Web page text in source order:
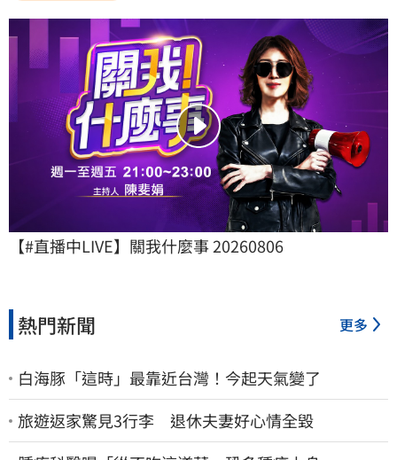
【#直播中LIVE】關我什麼事 20260806
熱門新聞 更多
白海豚「這時」最靠近台灣！今起天氣變了
旅遊返家驚見3行李 退休夫妻好心情全毀